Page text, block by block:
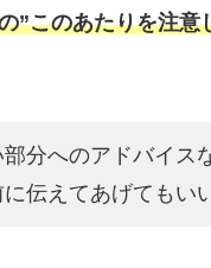
”このあたりを注意
分へのアドバイス
伝えてあげてもい